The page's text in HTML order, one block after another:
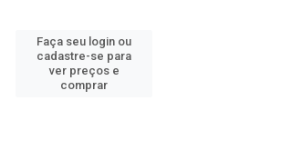
Faça seu login ou
cadastre-se para
ver preços e
comprar